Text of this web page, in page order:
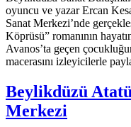
oyuncu ve yazar Ercan
Sanat Merkezi’nde
Köprüsü” romanının
Avanos’ta geçen
macerasını izleyicilerle
Beylikdüzü
Merkezi